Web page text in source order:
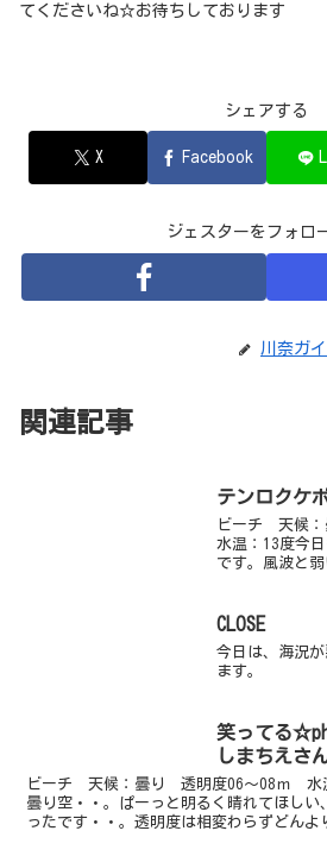
てくださいね☆お待ちしております
シェアする
X Facebook
ジェスターをフォロ
川奈ガ
関連記事
テンロクケ
ビーチ 天候
水温：13度今
です。風波と
まけにムレハタ
CLOSE
今日は、海況
ます。
笑ってる
しまちえさ
ビーチ 天候：曇り 透明度06～08ｍ 水
曇り空・・。ぱーっと明るく晴れてほしい
ったです・・。透明度は相変わらずどんよ